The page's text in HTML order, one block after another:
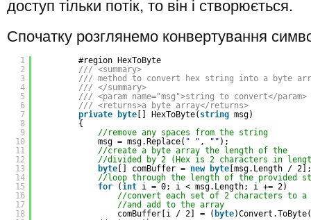
Спочатку розглянемо конвертування
1
2
3
4
5
6
7
8
9
10
11
12
13
14
15
16
17
18
#region HexToByte
/// <summary>
/// method to convert hex string into a byte
/// </summary>
/// <param name="msg">string to convert</param>
/// <returns>a byte array</returns>
private
byte [] HexToByte( string msg)
{
//remove any spaces from the string
msg = msg.Replace( " " , "" );
//create a byte array the length of the
//divided by 2 (Hex is 2 characters in
byte [] comBuffer = new byte [msg.Length / 2];
//loop through the length of the provided
for
(int i = 0; i < msg.Length; i += 2)
//convert each set of 2 characters to a
//and add to the array
comBuffer[i / 2] = ( byte